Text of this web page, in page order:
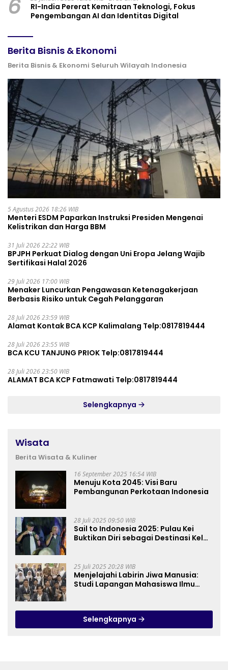
6
RI-India Pererat Kemitraan Teknologi, Fokus
Pengembangan AI dan Identitas Digital
Berita Bisnis & Ekonomi
Berita Bisnis & Ekonomi Seluruh Wilayah Indonesia
5 Agustus 2026 18:26 WIB
Menteri ESDM Paparkan Instruksi Presiden Mengenai
Kelistrikan dan Harga BBM
31 Juli 2026 22:22 WIB
BPJPH Perkuat Dialog dengan Uni Eropa Jelang Wajib
Sertifikasi Halal 2026
29 Juli 2026 17:00 WIB
Menaker Luncurkan Pengawasan Ketenagakerjaan
Berbasis Risiko untuk Cegah Pelanggaran
28 Juli 2026 23:59 WIB
Alamat Kontak BCA KCP Kalimalang Telp:0817819444
28 Juli 2026 23:55 WIB
BCA KCU TANJUNG PRIOK Telp:0817819444
28 Juli 2026 23:50 WIB
ALAMAT BCA KCP Fatmawati Telp:0817819444
Selengkapnya
Wisata
Berita Wisata & Kuliner
16 September 2025 16:54 WIB
Menuju Kota 2045: Visi Baru
Pembangunan Perkotaan Indonesia
28 Juli 2025 09:50 WIB
Sail to Indonesia 2025: Pulau Kei
Buktikan Diri sebagai Destinasi Kelas
25 Juli 2025 20:28 WIB
Menjelajahi Labirin Jiwa Manusia:
Studi Lapangan Mahasiswa Ilmu
Selengkapnya